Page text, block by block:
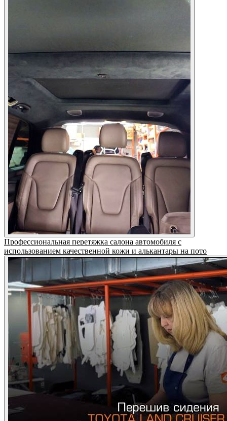
Профессиональная перетяжка салона автомобиля с
использованием качественной кожи и алькантары на пото